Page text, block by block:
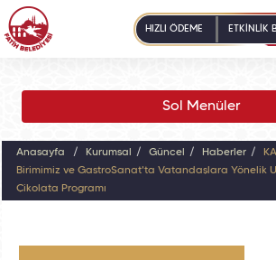
HIZLI ÖDEME ETKİNLİK
Sol Menüler
Anasayfa Kurumsal Güncel Haberler
Birimimiz ve GastroSanat'ta Vatandaşlara Yönelik
Çikolata Programı